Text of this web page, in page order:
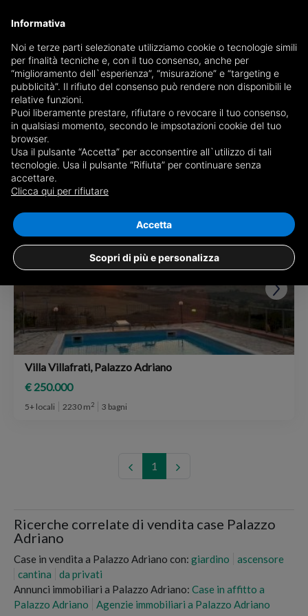
Ricevi copia del giornale via mail
Scegli giornale
1 risultato per
Adriano
Villa Villafrati, Palazzo Adriano
€ 250.000
5+ locali 2230 m2 3 bagni
1
Ricerche correlate di vendita case Palazzo
Adriano
Case in vendita a Palazzo Adriano con: giardino
ascensore
cantina
da privati
Annunci immobiliari a Palazzo Adriano: Case in affitto a
Palazzo Adriano
Agenzie immobiliari a Palazzo Adriano
Informativa
Noi e terze parti selezionate utilizziamo cookie o tecnologie simili
per finalità tecniche e, con il tuo consenso, anche per
“miglioramento dell`esperienza”, “misurazione” e “targeting e
pubblicità”. Il rifiuto del consenso può rendere non disponibili le
relative funzioni.
Puoi liberamente prestare, rifiutare o revocare il tuo consenso,
in qualsiasi momento, secondo le impsotazioni cookie del tuo
browser.
Usa il pulsante “Accetta” per acconsentire all`utilizzo di tali
tecnologie. Usa il pulsante “Rifiuta” per continuare senza
accettare.
Clicca qui per rifiutare
Scopri di più e personalizza
Accetta